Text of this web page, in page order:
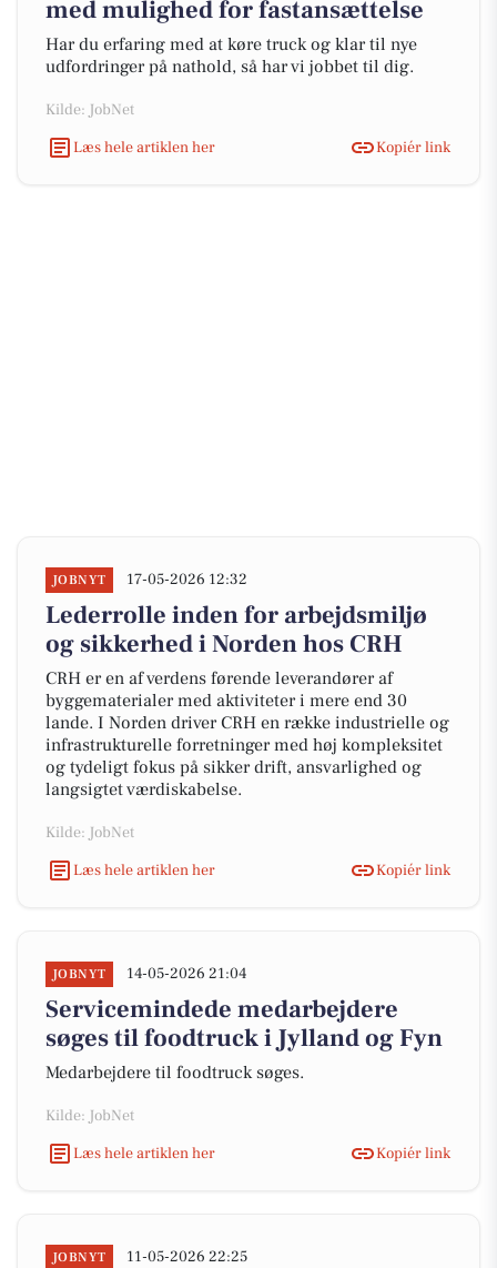
med mulighed for fastansættelse
Har du erfaring med at køre truck og klar til nye
udfordringer på nathold, så har vi jobbet til dig.
Kilde: JobNet
Læs hele artiklen her
Kopiér link
JOBNYT 17-05-2026 12:32
Lederrolle inden for arbejdsmiljø
og sikkerhed i Norden hos CRH
CRH er en af verdens førende leverandører af
byggematerialer med aktiviteter i mere end 30
lande. I Norden driver CRH en række industrielle og
infrastrukturelle forretninger med høj kompleksitet
og tydeligt fokus på sikker drift, ansvarlighed og
langsigtet værdiskabelse.
Kilde: JobNet
Læs hele artiklen her
Kopiér link
JOBNYT 14-05-2026 21:04
Servicemindede medarbejdere
søges til foodtruck i Jylland og Fyn
Medarbejdere til foodtruck søges.
Kilde: JobNet
Læs hele artiklen her
Kopiér link
JOBNYT 11-05-2026 22:25